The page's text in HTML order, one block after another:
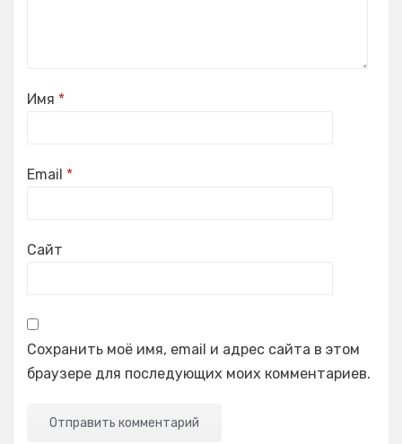
Имя *
Email *
Сайт
Сохранить моё имя, email и адрес сайта в этом
браузере для последующих моих комментариев.